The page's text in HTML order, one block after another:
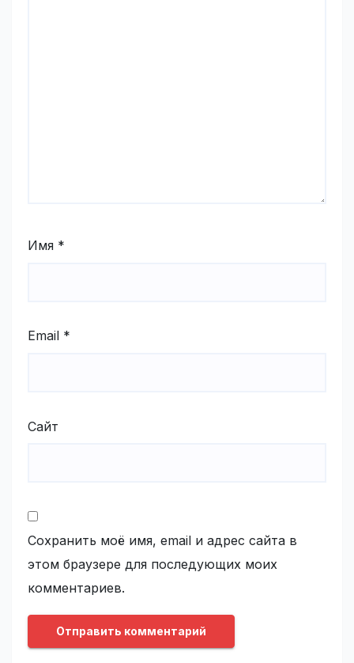
Имя *
Email *
Сайт
Сохранить моё имя, email и адрес сайта в
этом браузере для последующих моих
комментариев.